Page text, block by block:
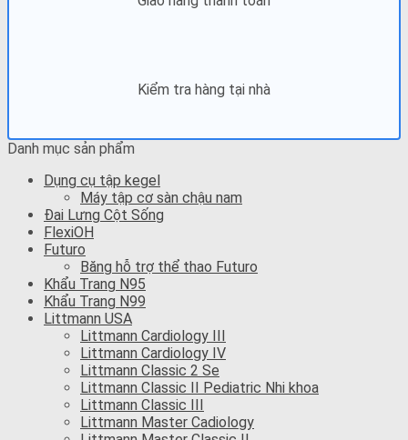
Kiểm tra hàng tại nhà
Danh mục sản phẩm
Dụng cụ tập kegel
Máy tập cơ sàn chậu nam
Đai Lưng Cột Sống
FlexiOH
Futuro
Băng hỗ trợ thể thao Futuro
Khẩu Trang N95
Khẩu Trang N99
Littmann USA
Littmann Cardiology III
Littmann Cardiology IV
Littmann Classic 2 Se
Littmann Classic II Pediatric Nhi khoa
Littmann Classic III
Littmann Master Cadiology